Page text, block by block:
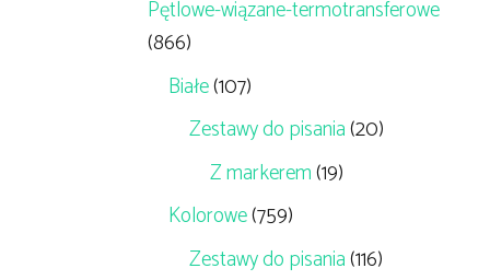
Pętlowe-wiązane-termotransferowe
(866)
Białe(107)
Zestawy do pisania(20)
Z markerem(19)
Kolorowe(759)
Zestawy do pisania(116)